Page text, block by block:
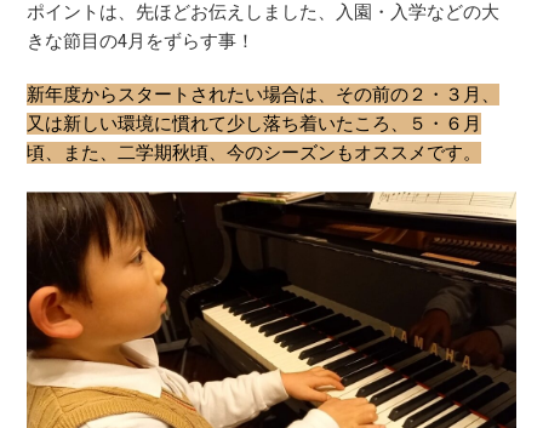
ポイントは、先ほどお伝えしました、入園・入学などの大
きな節目の4月をずらす事！
新年度からスタートされたい場合は、その前の２・３月、
又は新しい環境に慣れて少し落ち着いたころ、５・６月
頃、また、二学期秋頃、今のシーズンもオススメです。